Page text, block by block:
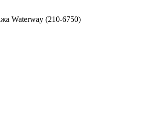
Waterway (210-6750)